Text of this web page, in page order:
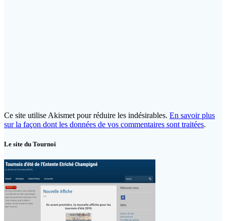
Ce site utilise Akismet pour réduire les indésirables. En savoir plus
sur la façon dont les données de vos commentaires sont traitées.
Le site du Tournoi